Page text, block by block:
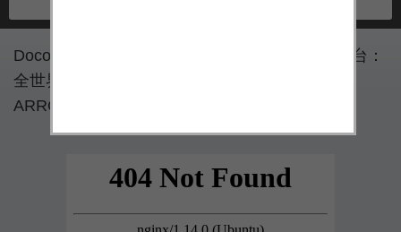
Docomo 公佈了幾台新手機，當中最為注目是這台：
全世界首部使用虹膜辨識解鎖的手機 Fujitsu
ARROWS NX F-04G 了！